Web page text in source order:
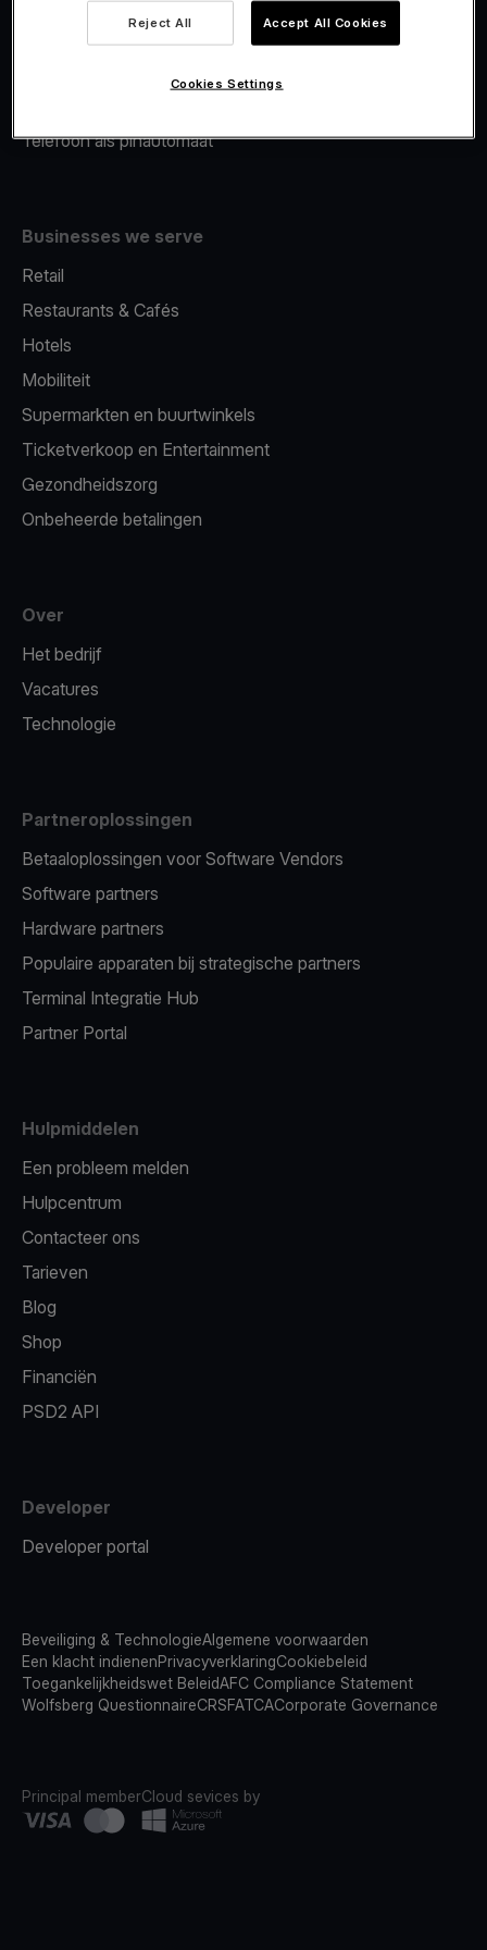
Merchant Advance
Telefoon als pinautomaat
Businesses we serve
Retail
Restaurants & Cafés
Hotels
Mobiliteit
Supermarkten en buurtwinkels
Ticketverkoop en Entertainment
Gezondheidszorg
Onbeheerde betalingen
Over
Het bedrijf
Vacatures
Technologie
Partneroplossingen
Betaaloplossingen voor Software Vendors
Software partners
Hardware partners
Populaire apparaten bij strategische partners
Terminal Integratie Hub
Partner Portal
Hulpmiddelen
Een probleem melden
Hulpcentrum
Contacteer ons
Tarieven
Blog
Shop
Financiën
PSD2 API
Developer
Developer portal
Beveiliging & TechnologieAlgemene voorwaarden
Een klacht indienenPrivacyverklaringCookiebeleid
Toegankelijkheidswet BeleidAFC Compliance Statement
Wolfsberg QuestionnaireCRSFATCACorporate Governance
Principal memberCloud sevices by
Reject All Accept All Cookies
Cookies Settings